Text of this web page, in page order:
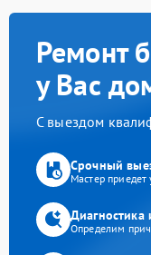
Ремонт
у Вас
С выездом
Срочный
Мастер
Диагностика
Определим